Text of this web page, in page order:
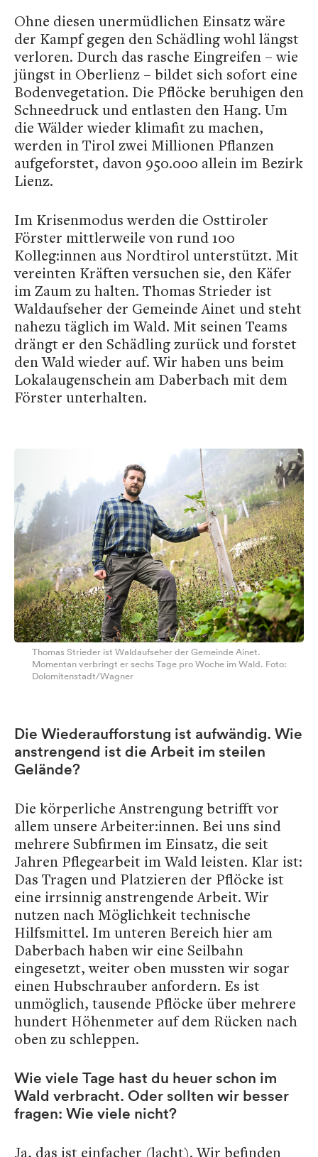
Ohne diesen unermüdlichen Einsatz wäre
der Kampf gegen den Schädling wohl längst
verloren. Durch das rasche Eingreifen – wie
jüngst in Oberlienz – bildet sich sofort eine
Bodenvegetation. Die Pflöcke beruhigen den
Schneedruck und entlasten den Hang. Um
die Wälder wieder klimafit zu machen,
werden in Tirol zwei Millionen Pflanzen
aufgeforstet, davon 950.000 allein im Bezirk
Lienz.
Im Krisenmodus werden die Osttiroler
Förster mittlerweile von rund 100
Kolleg:innen aus Nordtirol unterstützt. Mit
vereinten Kräften versuchen sie, den Käfer
im Zaum zu halten. Thomas Strieder ist
Waldaufseher der Gemeinde Ainet und steht
nahezu täglich im Wald. Mit seinen Teams
drängt er den Schädling zurück und forstet
den Wald wieder auf. Wir haben uns beim
Lokalaugenschein am Daberbach mit dem
Förster unterhalten.
Thomas Strieder ist Waldaufseher der Gemeinde Ainet.
Momentan verbringt er sechs Tage pro Woche im Wald. Foto:
Dolomitenstadt/Wagner
Die Wiederaufforstung ist aufwändig. Wie
anstrengend ist die Arbeit im steilen
Gelände?
Die körperliche Anstrengung betrifft vor
allem unsere Arbeiter:innen. Bei uns sind
mehrere Subfirmen im Einsatz, die seit
Jahren Pflegearbeit im Wald leisten. Klar ist:
Das Tragen und Platzieren der Pflöcke ist
eine irrsinnig anstrengende Arbeit. Wir
nutzen nach Möglichkeit technische
Hilfsmittel. Im unteren Bereich hier am
Daberbach haben wir eine Seilbahn
eingesetzt, weiter oben mussten wir sogar
einen Hubschrauber anfordern. Es ist
unmöglich, tausende Pflöcke über mehrere
hundert Höhenmeter auf dem Rücken nach
oben zu schleppen.
Wie viele Tage hast du heuer schon im
Wald verbracht. Oder sollten wir besser
fragen: Wie viele nicht?
Ja, das ist einfacher (lacht). Wir befinden